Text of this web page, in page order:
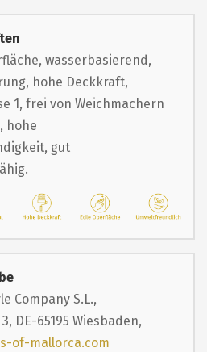
wasserbasierend,
hohe Deckkraft,
1, frei von Weichmachern
hohe
gut
Company S.L.,
DE-65195 Wiesbaden,
of-mallorca.com